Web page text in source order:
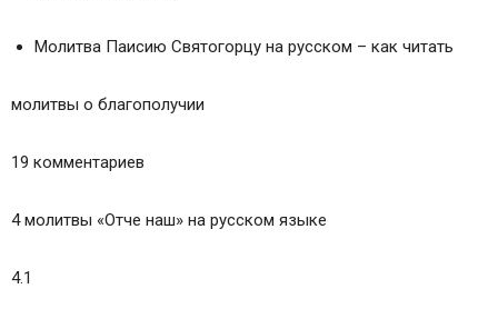
Молитва Паисию Святогорцу на русском – как читать
молитвы о благополучии
19 комментариев
4 молитвы «Отче наш» на русском языке
4.1